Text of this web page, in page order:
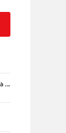
...